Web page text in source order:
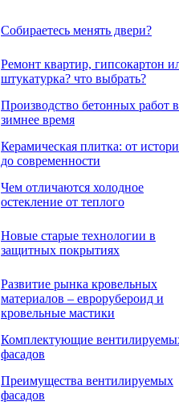
Собираетесь менять двери?
Ремонт квартир, гипсокартон
штукатурка? что выбрать?
Производство бетонных работ в
зимнее время
Керамическая плитка: от
до современности
Чем отличаются холодное
остекление от теплого
Новые старые технологии в
защитных покрытиях
Развитие рынка кровельных
материалов – еврорубероид и
кровельные мастики
Комплектующие
фасадов
Преимущества вентилируемых
фасадов